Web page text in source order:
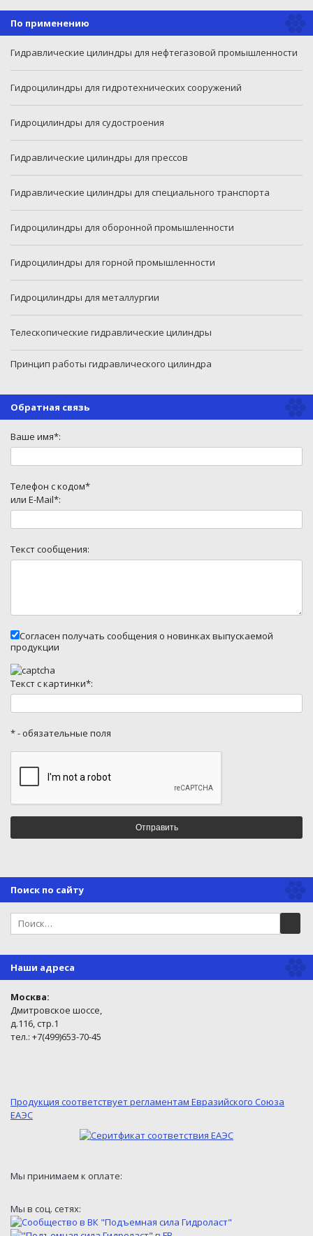
По применению
Гидравлические цилиндры для нефтегазовой промышленности
Гидроцилиндры для гидротехнических сооружений
Гидроцилиндры для судостроения
Гидравлические цилиндры для прессов
Гидравлические цилиндры для специального транспорта
Гидроцилиндры для оборонной промышленности
Гидроцилиндры для горной промышленности
Гидроцилиндры для металлургии
Телескопические гидравлические цилиндры
Принцип работы гидравлического цилиндра
Обратная связь
Ваше имя*:
Телефон с кодом*
или E-Mail*:
Текст сообщения:
Согласен получать сообщения о новинках выпускаемой
продукции
Текст с картинки*:
* - обязательные поля
Поиск по сайту
Наши адреса
Москва:
Дмитровское шоссе,
д.116, стр.1
тел.: +7(499)653-70-45
Продукция соответствует регламентам Евразийского Союза
ЕАЭС
Мы принимаем к оплате:
Мы в соц. сетях: